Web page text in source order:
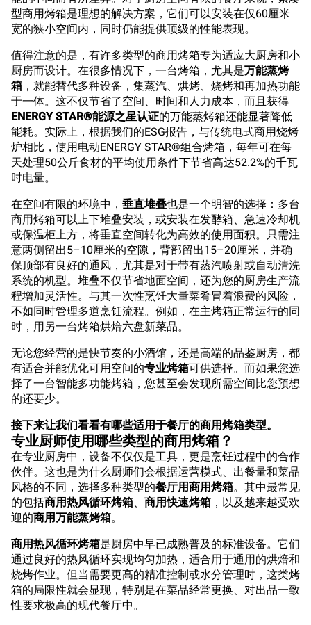
型商用烤箱是理想的解决方案，它们可以安装在仅60厘米
宽的狭小空间内，同时仍能提供顶级的性能表现。
值得注意的是，有许多类型的商用烤箱专为适应大厨房和小
厨房而设计。在很多情况下，一台烤箱，尤其是万能蒸烤
箱 ，就能替代多种设备，集蒸汽、烘烤、烧烤和再加热功能
于一体。这不仅节省了空间、时间和人力成本，而且获得
ENERGY STAR®能源之星认证的万能蒸烤箱还能显著降低
能耗。实际上，根据我们的ESG报告，与传统电式商用烧烤
炉相比，使用电动ENERGY STAR®组合烤箱，每年可在每
天处理50公斤食材的平均使用条件下节省高达52.2%的千瓦
时电量。
在空间有限的环境中， 垂直堆叠也是一个明智的选择：多台
商用烤箱可以上下堆叠安装，或安装在发酵箱、急速冷却机
或保温柜上方，将垂直空间转化为高效的使用面积。只需注
意两侧留出5–10厘米的空隙，背部留出15–20厘米，并确
保顶部有良好的通风，尤其是对于带有蒸汽喷射或自动清洗
系统的机型。堆叠不仅节省地面空间，还为您的厨房生产流
程增加灵活性。与其一次性烹饪大量菜肴冒着浪费的风险，
不如同时管理多道烹饪流程。例如，在主烤箱正常运行的同
时，用另一台烤箱烘焙六盘新菜品。
无论您经营的是快节奏的小酒馆，还是高端的品鉴厨房，都
有适合并能优化可用空间的专业烤箱可供选择。而如果您选
择了一台智能多功能烤箱，您甚至会发现所需空间比您预想
的还要少。
接下来让我们看看有哪些适用于餐厅的商用烤箱类型。
专业厨师使用哪些类型的商用烤箱？
在专业厨房中，设备不仅仅是工具，更是烹饪过程中的合作
伙伴。这也是为什么厨师们会根据运营模式、出餐量和菜品
风格的不同，选择多种类型的餐厅用商用烤箱。其中最常见
的包括商用热风循环烤箱、 商用快速烤箱 ，以及越来越受欢
迎的商用万能蒸烤箱。
商用热风循环烤箱是厨房中早已成熟普及的标准设备。它们
通过良好的热风循环实现均匀加热，适合用于通用的烘焙和
烧烤作业。但当需要更高的精准控制或水分管理时，这类烤
箱的局限性就会显现，特别是在菜品经常更换、对出品一致
性要求极高的现代餐厅中。